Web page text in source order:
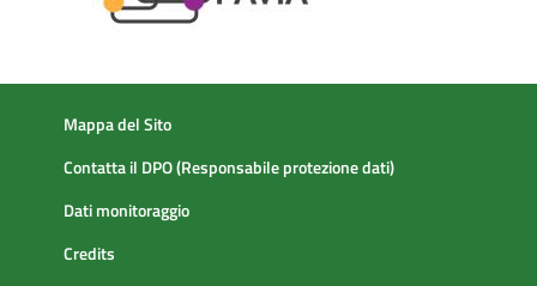
Mappa del Sito
Contatta il DPO (Responsabile protezione dati)
Dati monitoraggio
Credits